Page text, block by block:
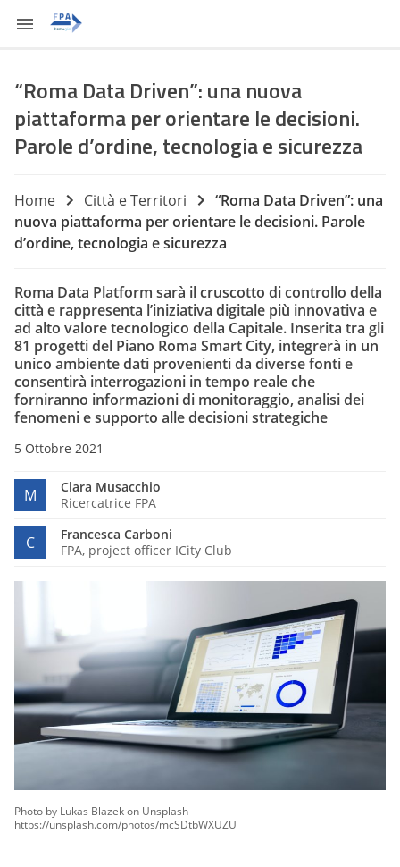
“Roma Data Driven”: una nuova
piattaforma per orientare le decisioni.
Parole d’ordine, tecnologia e sicurezza
Home Città e Territori
“Roma Data Driven”: una
nuova piattaforma per orientare le decisioni. Parole
d’ordine, tecnologia e sicurezza
Roma Data Platform sarà il cruscotto di controllo della
città e rappresenta l’iniziativa digitale più innovativa e
ad alto valore tecnologico della Capitale. Inserita tra gli
81 progetti del Piano Roma Smart City, integrerà in un
unico ambiente dati provenienti da diverse fonti e
consentirà interrogazioni in tempo reale che
forniranno informazioni di monitoraggio, analisi dei
fenomeni e supporto alle decisioni strategiche
5 Ottobre 2021
M
Clara Musacchio
Ricercatrice FPA
C
Francesca Carboni
FPA, project officer ICity Club
Photo by Lukas Blazek on Unsplash -
https://unsplash.com/photos/mcSDtbWXUZU